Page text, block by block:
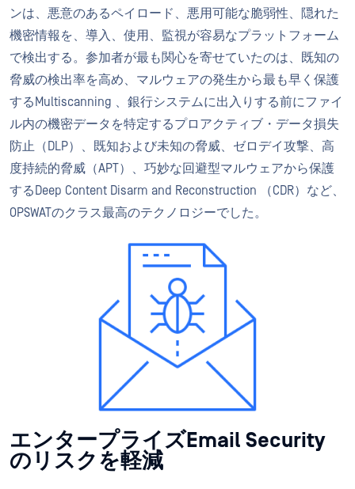
ンは、悪意のあるペイロード、悪用可能な脆弱性、隠れた
機密情報を、導入、使用、監視が容易なプラットフォーム
で検出する。参加者が最も関心を寄せていたのは、既知の
脅威の検出率を高め、マルウェアの発生から最も早く保護
するMultiscanning 、銀行システムに出入りする前にファイ
ル内の機密データを特定するプロアクティブ・データ損失
防止（DLP）、既知および未知の脅威、ゼロデイ攻撃、高
度持続的脅威（APT）、巧妙な回避型マルウェアから保護
するDeep Content Disarm and Reconstruction （CDR）など、
OPSWATのクラス最高のテクノロジーでした。
エンタープライズEmail Security
のリスクを軽減